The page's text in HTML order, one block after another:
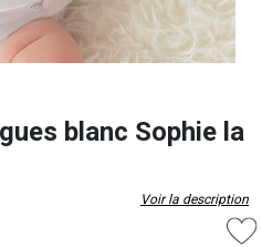
blanc Sophie la
Voir la description